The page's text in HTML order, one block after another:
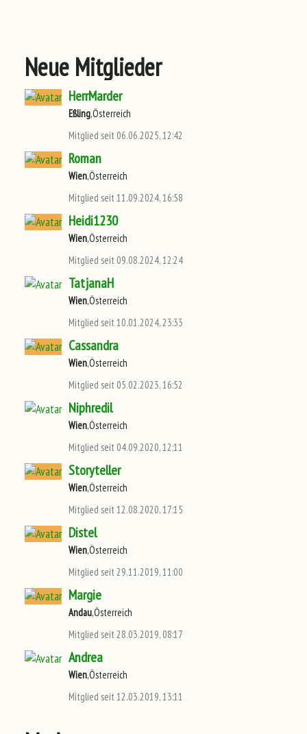
Neue Mitglieder
HerrMarder
Eßling,Österreich
Mitglied seit 06.06.2025, 12:42
Roman
Wien,Österreich
Mitglied seit 11.09.2024, 16:58
Heidi1230
Wien,Österreich
Mitglied seit 09.08.2024, 12:24
TatjanaH
Wien,Österreich
Mitglied seit 10.01.2024, 23:33
Cassandra
Wien,Österreich
Mitglied seit 05.02.2023, 16:52
Niphredil
Wien,Österreich
Mitglied seit 04.09.2020, 12:11
Storyteller
Wien,Österreich
Mitglied seit 12.08.2020, 17:15
Distel
Wien,Österreich
Mitglied seit 29.11.2019, 11:00
Margie
Andau,Österreich
Mitglied seit 28.03.2019, 08:17
Andrea
Wien,Österreich
Mitglied seit 12.03.2019, 13:11